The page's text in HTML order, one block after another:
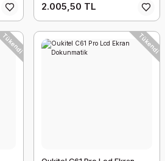
2.005,50 TL
Tükendi Tükendi